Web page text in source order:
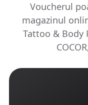
Voucherul
magazinul
Tattoo & Body